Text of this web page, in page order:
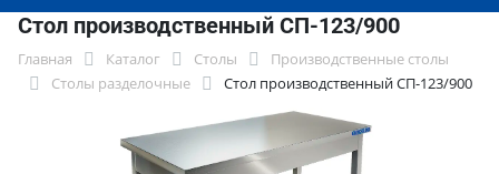
Стол производственный СП-123/900
Главная Каталог Столы
Производственные столы
Столы разделочные
Стол производственный СП-123/900